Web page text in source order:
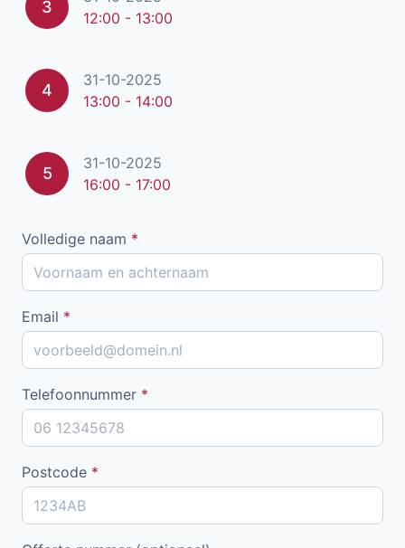
3
12:00 - 13:00
4
31-10-2025
13:00 - 14:00
5
31-10-2025
16:00 - 17:00
Volledige naam *
Email *
Telefoonnummer *
Postcode *